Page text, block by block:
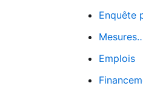
Enquête
Emplois